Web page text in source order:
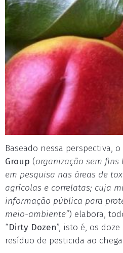
Baseado nessa perspectiva, o
Group (organização sem
em pesquisa nas áreas de
agrícolas e correlatas; cuja
informação pública para
meio-ambiente”) elabora,
“Dirty Dozen”, isto é, os
resíduo de pesticida ao